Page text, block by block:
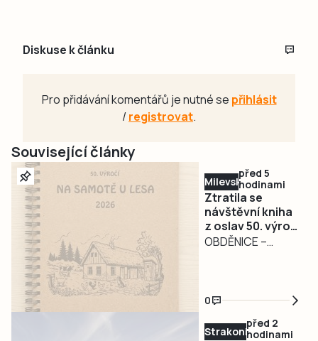
Diskuse k článku
Pro přidávání komentářů je nutné se přihlásit
/registrovat.
Související články
Strakonicko
před 2
hodinami
Milevsko
před 5
hodinami
Ztratila se
návštěvní kniha
z oslav 50. výročí
filmu Na samotě
OBDĚNICE –
poznamenala
oslavy 50. výročí
kultovního filmu Na
0